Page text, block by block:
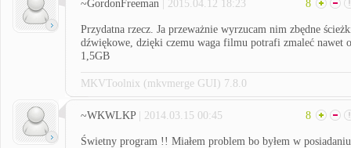
~GordonFreeman | 2015.04.12 18:23 8
Przydatna rzecz. Ja przeważnie wyrzucam nim zbędne
dźwiękowe, dzięki czemu waga filmu potrafi zmaleć nawet o
1,5GB
MKVToolnix (mkvmerge GUI) 7.8.0
~WKWLKP | 2014.03.15 00:45 8
Świetny program !! Miałem problem bo byłem w posiadaniu